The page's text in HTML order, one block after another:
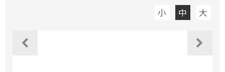
小 中 大